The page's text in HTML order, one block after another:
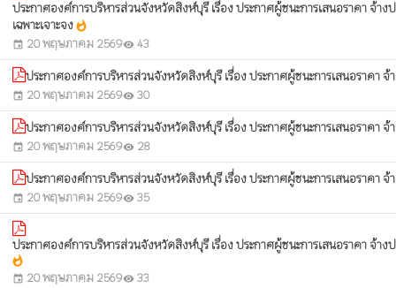
ประกาศองค์การบริหารส่วนจังหวัดสิงห์บุรี เรื่อง ประกาศผู้ชนะการเสนอราคา
เฉพาะเจาะจงwhatshot
event 20 พฤษภาคม 2569visibility 43
ประกาศองค์การบริหารส่วนจังหวัดสิงห์บุรี เรื่อง ประกาศผู้ชนะการเสนอราค
event 20 พฤษภาคม 2569visibility 30
ประกาศองค์การบริหารส่วนจังหวัดสิงห์บุรี เรื่อง ประกาศผู้ชนะการเสนอราค
event 20 พฤษภาคม 2569visibility 28
ประกาศองค์การบริหารส่วนจังหวัดสิงห์บุรี เรื่อง ประกาศผู้ชนะการเสนอราค
event 20 พฤษภาคม 2569visibility 35
ประกาศองค์การบริหารส่วนจังหวัดสิงห์บุรี เรื่อง ประกาศผู้ชนะการเสนอราคา
whatshot
event 20 พฤษภาคม 2569visibility 33